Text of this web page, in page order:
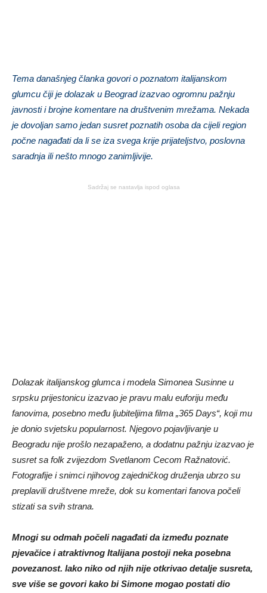
Tema današnjeg članka govori o poznatom italijanskom
glumcu čiji je dolazak u Beograd izazvao ogromnu pažnju
javnosti i brojne komentare na društvenim mrežama. Nekada
je dovoljan samo jedan susret poznatih osoba da cijeli region
počne nagađati da li se iza svega krije prijateljstvo, poslovna
saradnja ili nešto mnogo zanimljivije.
Sadržaj se nastavlja ispod oglasa
Dolazak italijanskog glumca i modela Simonea Susinne u
srpsku prijestonicu izazvao je pravu malu euforiju među
fanovima, posebno među ljubiteljima filma „365 Days“, koji mu
je donio svjetsku popularnost. Njegovo pojavljivanje u
Beogradu nije prošlo nezapaženo, a dodatnu pažnju izazvao je
susret sa folk zvijezdom Svetlanom Cecom Ražnatović.
Fotografije i snimci njihovog zajedničkog druženja ubrzo su
preplavili društvene mreže, dok su komentari fanova počeli
stizati sa svih strana.
Mnogi su odmah počeli nagađati da između poznate
pjevačice i atraktivnog Italijana postoji neka posebna
povezanost. Iako niko od njih nije otkrivao detalje susreta,
sve više se govori kako bi Simone mogao postati dio